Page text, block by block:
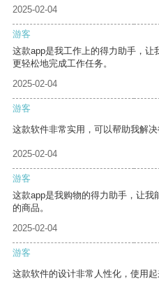
2025-02-04
游客
这款app是我工作上的得力助手，让
更轻松地完成工作任务。
2025-02-04
游客
这款软件非常实用，可以帮助我解决
2025-02-04
游客
这款app是我购物的得力助手，让
的商品。
2025-02-04
游客
这款软件的设计非常人性化，使用起